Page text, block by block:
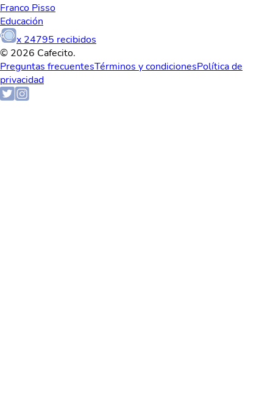
Franco Pisso
Educación
x 24795 recibidos
© 2026 Cafecito.
Preguntas frecuentesTérminos y condicionesPolítica de
privacidad